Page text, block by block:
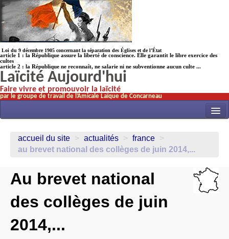
Loi du 9 décembre 1905 concernant la séparation des Églises et de l’État
article 1 : la République assure la liberté de conscience. Elle garantit le libre exercice des
cultes
article 2 : la République ne reconnaît, ne salarie ni ne subventionne aucun culte ...
Laïcité Aujourd'hui
Faire vivre et promouvoir la laïcité
par le groupe de travail de l’Amicale Laïque de Concarneau
ACTUALITÉS
ÉCOLES
HISTOIRE(s)
LAICITHÈQUE
accueil du site > actualités > france >
au brevet national des collèges de juin 2014,...
Au brevet national
des collèges de juin
2014,...